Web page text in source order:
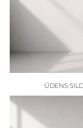
ŪDENS